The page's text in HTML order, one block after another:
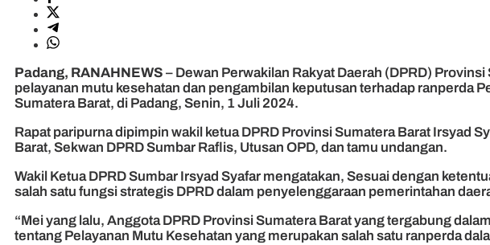
Padang, RANAHNEWS – Dewan Perwakilan Rakyat Daerah (DPRD)
pelayanan mutu kesehatan dan pengambilan keputusan terhadap ranperda
Sumatera Barat, di Padang, Senin, 1 Juli 2024.
Rapat paripurna dipimpin wakil ketua DPRD Provinsi Sumatera Barat Irsyad
Barat, Sekwan DPRD Sumbar Raflis, Utusan OPD, dan tamu undangan.
Wakil Ketua DPRD Sumbar Irsyad Syafar mengatakan, Sesuai dengan
salah satu fungsi strategis DPRD dalam penyelenggaraan pemerintahan
“Mei yang lalu, Anggota DPRD Provinsi Sumatera Barat yang tergabung
tentang Pelayanan Mutu Kesehatan yang merupakan salah satu ranperda